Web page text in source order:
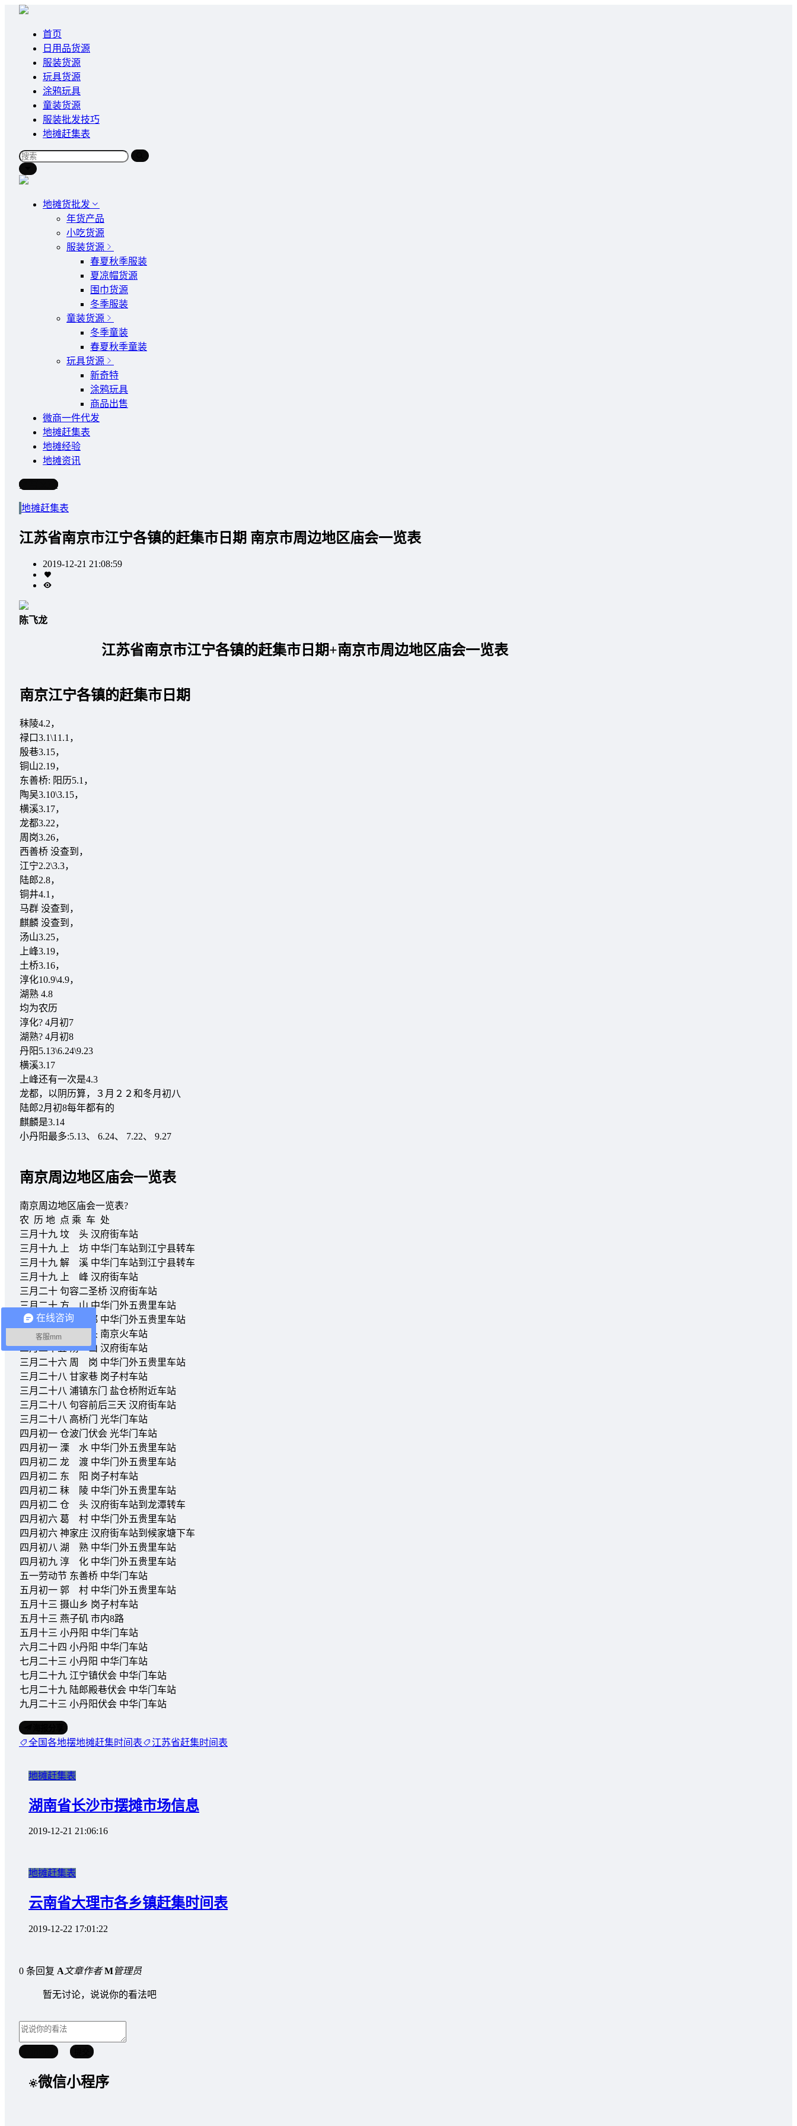
首页
日用品货源
服装货源
玩具货源
涂鸦玩具
童装货源
服装批发技巧
地摊赶集表
地摊货批发
年货产品
小吃货源
服装货源
春夏秋季服装
夏凉帽货源
围巾货源
冬季服装
童装货源
冬季童装
春夏秋季童装
玩具货源
新奇特
涂鸦玩具
商品出售
微商一件代发
地摊赶集表
地摊经验
地摊资讯
写文章
地摊赶集表
江苏省南京市江宁各镇的赶集市日期 南京市周边地区庙会一览表
2019-12-21 21:08:59
陈飞龙
江苏省南京市江宁各镇的赶集市日期+南京市周边地区庙会一览表
南京江宁各镇的赶集市日期
秣陵4.2，
禄口3.1\11.1，
殷巷3.15，
铜山2.19，
东善桥: 阳历5.1，
陶吴3.10\3.15，
横溪3.17，
龙都3.22，
周岗3.26，
西善桥 没查到，
江宁2.2\3.3，
陆郎2.8，
铜井4.1，
马群 没查到，
麒麟 没查到，
汤山3.25，
上峰3.19，
土桥3.16，
淳化10.9\4.9，
湖熟 4.8
均为农历
淳化? 4月初7
湖熟? 4月初8
丹阳5.13\6.24\9.23
横溪3.17
上峰还有一次是4.3
龙都，以阴历算，３月２２和冬月初八
陆郎2月初8每年都有的
麒麟是3.14
小丹阳最多:5.13、 6.24、 7.22、 9.27
南京周边地区庙会一览表
南京周边地区庙会一览表?
农 历 地 点 乘 车 处
三月十九 坟 头 汉府街车站
三月十九 上 坊 中华门车站到江宁县转车
三月十九 解 溪 中华门车站到江宁县转车
三月十九 上 峰 汉府街车站
三月二十 句容二圣桥 汉府街车站
三月二十 方 山 中华门外五贵里车站
三月二十二 龙 都 中华门外五贵里车站
三月二十三 桥 头 南京火车站
三月二十五 汤 山 汉府街车站
三月二十六 周 岗 中华门外五贵里车站
三月二十八 甘家巷 岗子村车站
三月二十八 浦镇东门 盐仓桥附近车站
三月二十八 句容前后三天 汉府街车站
三月二十八 高桥门 光华门车站
四月初一 仓波门伏会 光华门车站
四月初一 溧 水 中华门外五贵里车站
四月初二 龙 渡 中华门外五贵里车站
四月初二 东 阳 岗子村车站
四月初二 秣 陵 中华门外五贵里车站
四月初二 仓 头 汉府街车站到龙潭转车
四月初六 葛 村 中华门外五贵里车站
四月初六 神家庄 汉府街车站到候家塘下车
四月初八 湖 熟 中华门外五贵里车站
四月初九 淳 化 中华门外五贵里车站
五一劳动节 东善桥 中华门车站
五月初一 郭 村 中华门外五贵里车站
五月十三 摄山乡 岗子村车站
五月十三 燕子矶 市内8路
五月十三 小丹阳 中华门车站
六月二十四 小丹阳 中华门车站
七月二十三 小丹阳 中华门车站
七月二十九 江宁镇伏会 中华门车站
七月二十九 陆郎殿巷伏会 中华门车站
九月二十三 小丹阳伏会 中华门车站
全国各地摆地摊赶集时间表 江苏省赶集时间表
地摊赶集表
湖南省长沙市摆摊市场信息
2019-12-21 21:06:16
地摊赶集表
云南省大理市各乡镇赶集时间表
2019-12-22 17:01:22
0 条回复 A 文章作者 M管理员
暂无讨论，说说你的看法吧
微信小程序
在线咨询
客服mm